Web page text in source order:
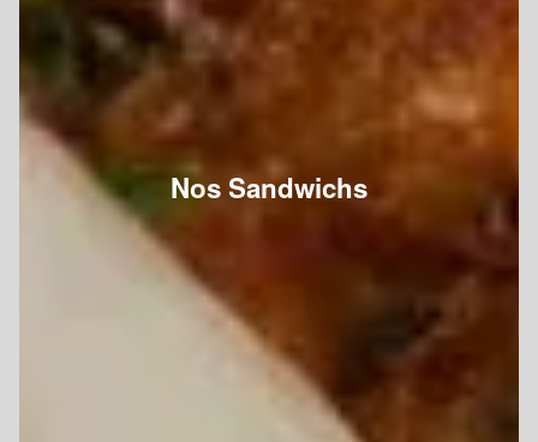
Nos Sandwichs